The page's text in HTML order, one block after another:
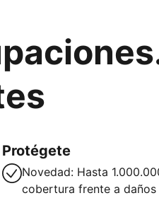
Protégete
Novedad: Hasta
cobertura frente a